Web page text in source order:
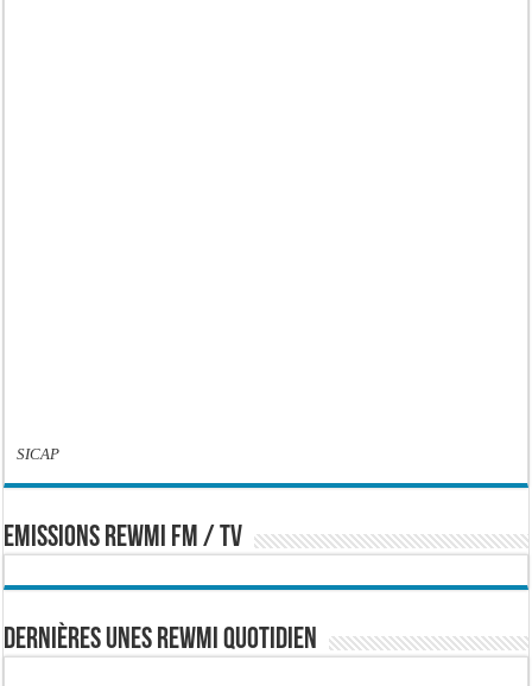
SICAP
EMISSIONS REWMI FM / TV
Dernières Unes Rewmi Quotidien